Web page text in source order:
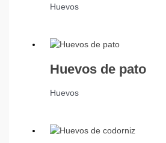
Huevos
Huevos de pato
Huevos